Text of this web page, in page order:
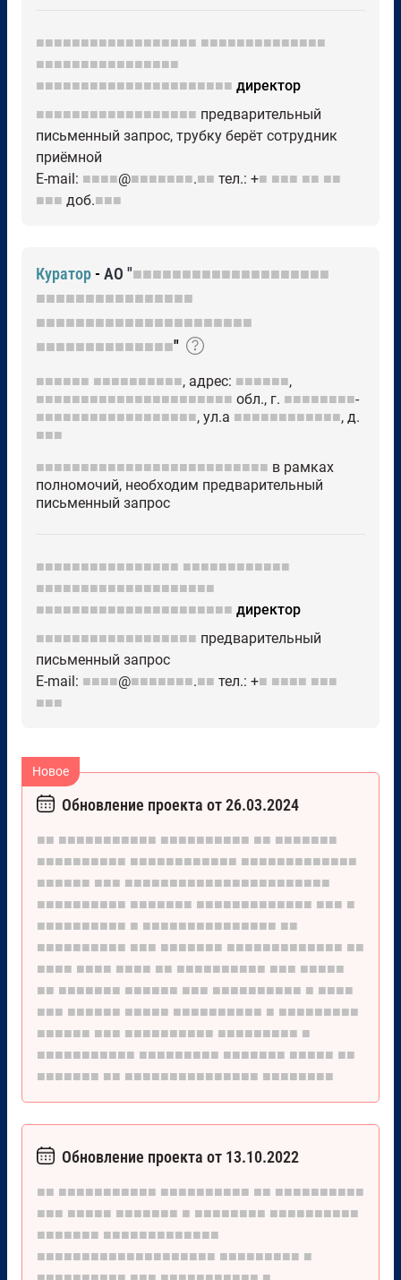
■■■■■■■■■■■■■■■■■■ ■■■■■■■■■■■■■■
■■■■■■■■■■■■■■■■
■■■■■■■■■■■■■■■■■■■■■■ директор
■■■■■■■■■■■■■■■■■■ предварительный
письменный запрос, трубку берёт сотрудник
приёмной
E-mail: ■■■■@■■■■■■■.■■ тел.: +■ ■■■ ■■ ■■
■■■ доб.■■■
Куратор - АО "■■■■■■■■■■■■■■■■■■■■
■■■■■■■■■■■■■■■■
■■■■■■■■■■■■■■■■■■■■■■
■■■■■■■■■■■■■■"
■■■■■■ ■■■■■■■■■■, адрес: ■■■■■■,
■■■■■■■■■■■■■■■■■■■■■■ обл., г. ■■■■■■■■-
■■■■■■■■■■■■■■■■■■, ул.а ■■■■■■■■■■■■, д.
■■■
■■■■■■■■■■■■■■■■■■■■■■■■■■ в рамках
полномочий, необходим предварительный
письменный запрос
■■■■■■■■■■■■■■■■ ■■■■■■■■■■■■
■■■■■■■■■■■■■■■■■■■■
■■■■■■■■■■■■■■■■■■■■■■ директор
■■■■■■■■■■■■■■■■■■ предварительный
письменный запрос
Е-mail: ■■■■@■■■■■■■.■■ тел.: +■ ■■■■ ■■■
■■■
Обновление проекта от 26.03.2024
■■ ■■■■■■■■■■■ ■■■■■■■■■■ ■■ ■■■■■■■
■■■■■■■■■■ ■■■■■■■■■■■■ ■■■■■■■■■■■■■
■■■■■■ ■■■ ■■■■■■■■■■■■■■■■■■■■■■■
■■■■■■■■■■ ■■■■■■■ ■■■■■■■■■■■■■ ■■■ ■
■■■■■■■■■■ ■ ■■■■■■■■■■■■■■■ ■■
■■■■■■■■■■ ■■■ ■■■■■■■ ■■■■■■■■■■■■■ ■■
■■■■ ■■■■ ■■■■ ■■ ■■■■■■■■■■ ■■■ ■■■■■
■■ ■■■■■■■ ■■■■■■ ■■■ ■■■■■■■■■■ ■ ■■■■
■■■ ■■■■■■ ■■■■■ ■■■■■■■■■■ ■ ■■■■■■■■■
■■■■■■ ■■■ ■■■■■■■■■■ ■■■■■■■■■ ■
■■■■■■■■■■■ ■■■■■■■■■ ■■■■■■■ ■■■■■ ■■
■■■■■■■ ■■ ■■■■■■■■■■■■■■■ ■■■■■■■■
Обновление проекта от 13.10.2022
■■ ■■■■■■■■■■■ ■■■■■■■■■■ ■■ ■■■■■■■■■■
■■■ ■■■■■ ■■■■■■■ ■ ■■■■■■■■ ■■■■■■■■■■
■■■■■■■ ■■■■■■■■■■■■■
■■■■■■■■■■■■■■■■■■■■ ■■■■■■■■■ ■